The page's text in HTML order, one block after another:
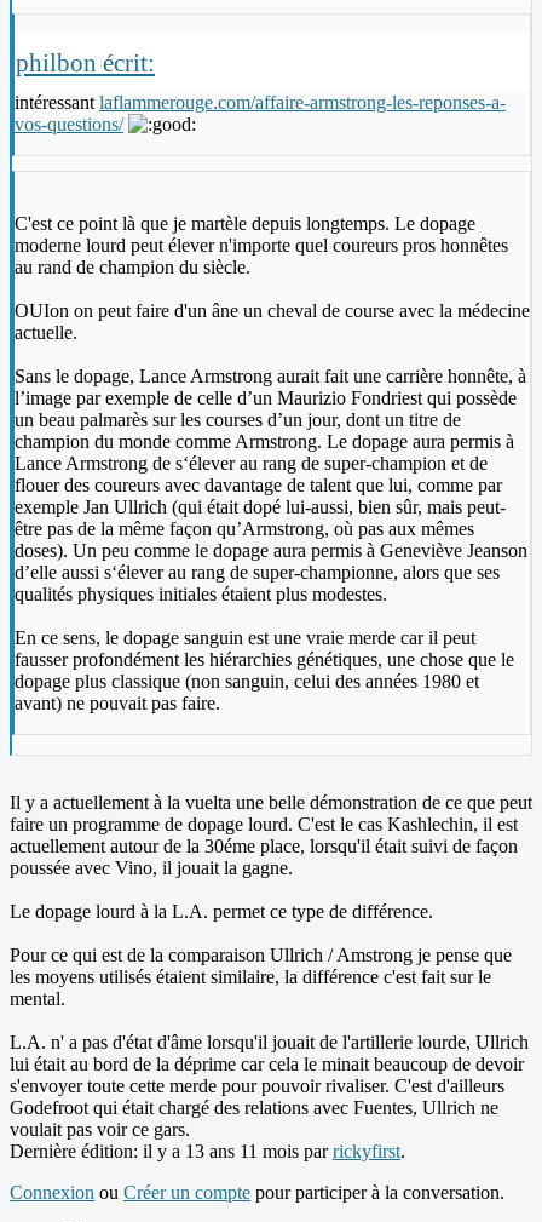
philbon écrit:
intéressant laflammerouge.com/affaire-armstrong-les-reponses-a-
vos-questions/
C'est ce point là que je martèle depuis longtemps. Le dopage
moderne lourd peut élever n'importe quel coureurs pros honnêtes
au rand de champion du siècle.
OUIon on peut faire d'un âne un cheval de course avec la médecine
actuelle.
Sans le dopage, Lance Armstrong aurait fait une carrière honnête, à
l’image par exemple de celle d’un Maurizio Fondriest qui possède
un beau palmarès sur les courses d’un jour, dont un titre de
champion du monde comme Armstrong. Le dopage aura permis à
Lance Armstrong de s‘élever au rang de super-champion et de
flouer des coureurs avec davantage de talent que lui, comme par
exemple Jan Ullrich (qui était dopé lui-aussi, bien sûr, mais peut-
être pas de la même façon qu’Armstrong, où pas aux mêmes
doses). Un peu comme le dopage aura permis à Geneviève Jeanson
d’elle aussi s‘élever au rang de super-championne, alors que ses
qualités physiques initiales étaient plus modestes.
En ce sens, le dopage sanguin est une vraie merde car il peut
fausser profondément les hiérarchies génétiques, une chose que le
dopage plus classique (non sanguin, celui des années 1980 et
avant) ne pouvait pas faire.
Il y a actuellement à la vuelta une belle démonstration de ce que peut
faire un programme de dopage lourd. C'est le cas Kashlechin, il est
actuellement autour de la 30éme place, lorsqu'il était suivi de façon
poussée avec Vino, il jouait la gagne.
Le dopage lourd à la L.A. permet ce type de différence.
Pour ce qui est de la comparaison Ullrich / Amstrong je pense que
les moyens utilisés étaient similaire, la différence c'est fait sur le
mental.
L.A. n' a pas d'état d'âme lorsqu'il jouait de l'artillerie lourde, Ullrich
lui était au bord de la déprime car cela le minait beaucoup de devoir
s'envoyer toute cette merde pour pouvoir rivaliser. C'est d'ailleurs
Godefroot qui était chargé des relations avec Fuentes, Ullrich ne
voulait pas voir ce gars.
Dernière édition: il y a 13 ans 11 mois parrickyfirst.
Connexion ou Créer un compte pour participer à la conversation.